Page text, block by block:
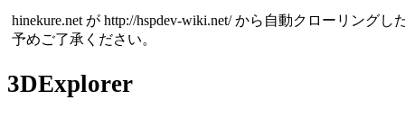
hinekure.net が http://hspdev-wiki.net/ から自動クローリング
予めご了承ください。
3DExplorer